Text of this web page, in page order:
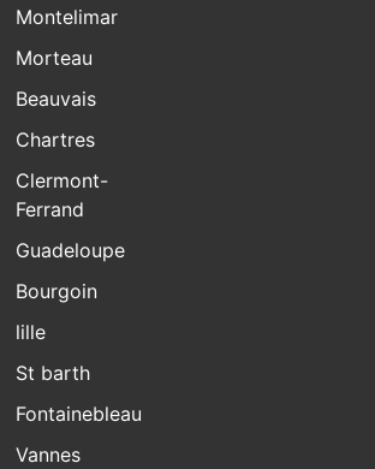
Montelimar
Morteau
Beauvais
Chartres
Clermont-
Ferrand
Guadeloupe
Bourgoin
lille
St barth
Fontainebleau
Vannes